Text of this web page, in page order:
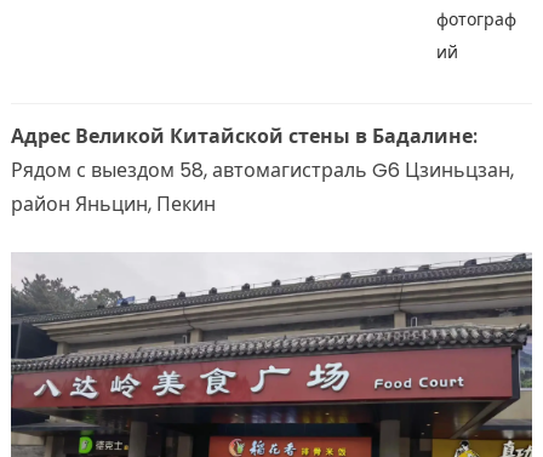
фотограф
ий
Адрес Великой Китайской стены в Бадалине:
Рядом с выездом 58, автомагистраль G6 Цзиньцзан,
район Яньцин, Пекин